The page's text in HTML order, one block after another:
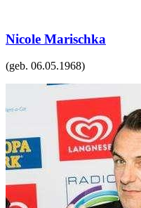
Nicole Marischka
(geb. 06.05.1968)